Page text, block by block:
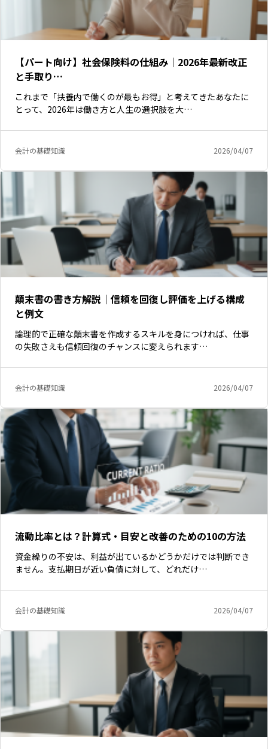
【パート向け】社会保険料の仕組み｜2026年最新改正
と手取り…
これまで「扶養内で働くのが最もお得」と考えてきたあなたに
とって、2026年は働き方と人生の選択肢を大…
会計の基礎知識 2026/04/07
顛末書の書き方解説｜信頼を回復し評価を上げる構成
と例文
論理的で正確な顛末書を作成するスキルを身につければ、仕事
の失敗さえも信頼回復のチャンスに変えられます…
会計の基礎知識 2026/04/07
流動比率とは？計算式・目安と改善のための10の方法
資金繰りの不安は、利益が出ているかどうかだけでは判断でき
ません。支払期日が近い負債に対して、どれだけ…
会計の基礎知識 2026/04/07